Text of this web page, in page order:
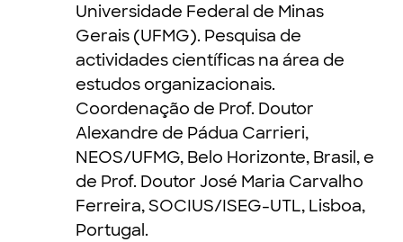
Universidade Federal de Minas
Gerais (UFMG). Pesquisa de
actividades científicas na área de
estudos organizacionais.
Coordenação de Prof. Doutor
Alexandre de Pádua Carrieri,
NEOS/UFMG, Belo Horizonte, Brasil, e
de Prof. Doutor José Maria Carvalho
Ferreira, SOCIUS/ISEG-UTL, Lisboa,
Portugal.